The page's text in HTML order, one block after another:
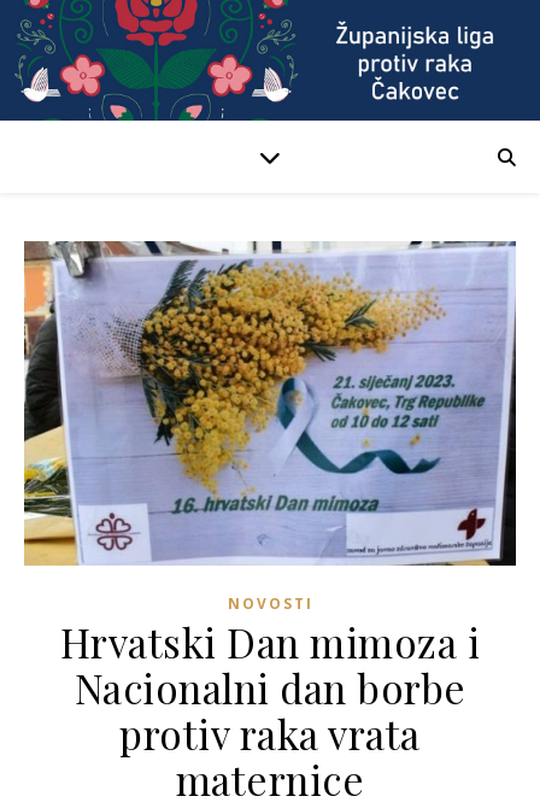
NOVOSTI
Hrvatski Dan mimoza i
Nacionalni dan borbe
protiv raka vrata
maternice